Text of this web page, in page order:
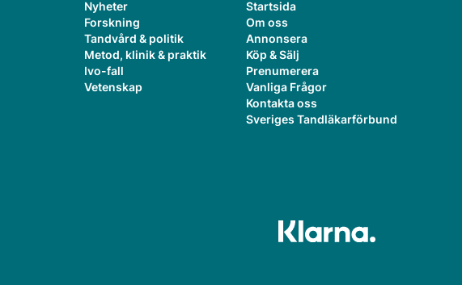
Nyheter
Forskning
Tandvård & politik
Metod, klinik & praktik
Ivo-fall
Vetenskap
Startsida
Om oss
Annonsera
Köp & Sälj
Prenumerera
Vanliga Frågor
Kontakta oss
Sveriges Tandläkarförbund